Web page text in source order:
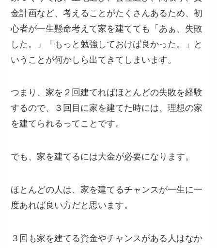
金計画など、考えることがたくさんあるため、初
心者が一生懸命考えて家を建てても「あぁ、失敗
した。」「もっと勉強しておけば良かった。」と
いうことが何かしら出てきてしまいます。
つまり、家を２回建てればほとんどの失敗を経験
するので、３回目に家を建てた時には、理想の家
を建てられるってことです。
でも、家を建てるには大金が必要になります。
ほとんどの人は、家を建てるチャンスが一生に一
度あれば良い方だと思います。
３回も家を建てる資金やチャンスがある人はなか